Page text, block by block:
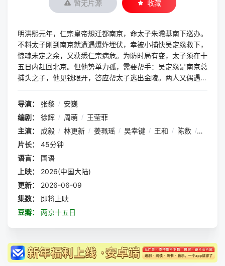
暂无片源 收藏
明洪熙元年，仁宗皇帝想迁都南京，命太子朱瞻基南下巡办。
不料太子刚到南京就遭遇爆炸埋伏，幸被小捕快吴定缘救下，
惊魂未定之余，又获悉仁宗病危。为防时局有变，太子须在十
五日内赶回北京。但他势单力孤，需要帮手：吴定缘是南京总
捕头之子，他见钱眼开，答应帮太子逃出金陵。两人又偶遇小
秘女医师苏荆溪，苏荆溪为查明密友之死真相，也决定加入护
下，设法离开南京，沿大运河一路疾驰，辗转北上。他们在扬
州经历水牢危机，在淮安堤坝遭遇民众罢工，在济南与幕后黑
手对峙，又遭遇山东指挥使背叛，几番惊心动魄，终于化险为
夷，平安回到北京，稳住大局。经此一程，朱瞻基和吴定缘等
人都重新认识了自我、彼此以及天下。
导演： 张黎 / 安巍
编剧：
徐辉 / 周萌 / 王莹菲
主演：
成毅 / 林更新 / 姜珮瑶 / 吴幸键 / 王和 / 陈数 / 张志坚
片长：
45分钟
语言：
国语
上映：
2026(中国大陆)
更新：
2026-06-09
集数：
即将上映
豆瓣：
两京十五日